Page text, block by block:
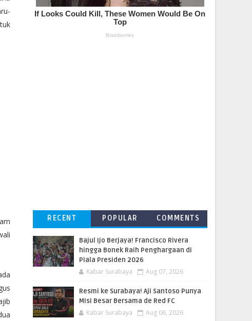
RECENT POPULAR COMMENTS
Bajul Ijo Berjaya! Francisco Rivera
hingga Bonek Raih Penghargaan di
Piala Presiden 2026
Kabar Surabaya Aug 07, 2026
Resmi ke Surabaya! Aji Santoso Punya
Misi Besar Bersama de Red FC
Kabar Surabaya Aug 06, 2026